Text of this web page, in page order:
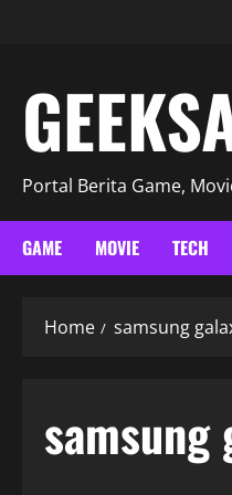
Portal Berita Game,
GAME MOVIE TECH
Home samsung